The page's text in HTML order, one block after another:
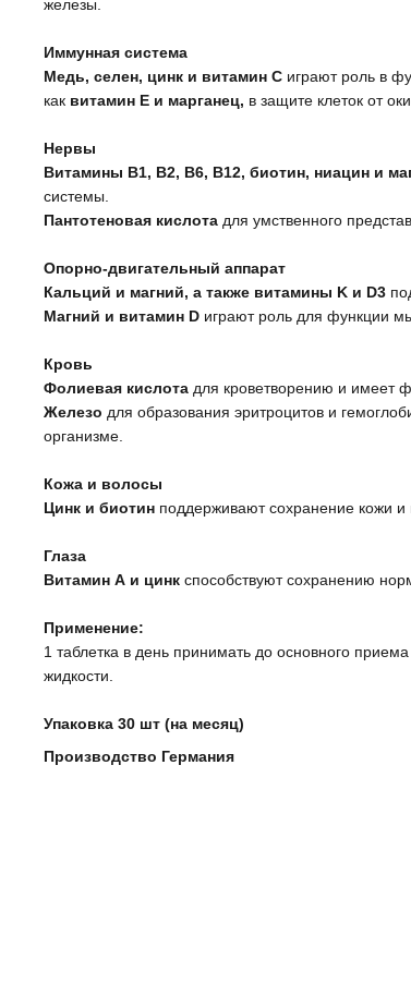
железы.
Иммунная система
Медь, селен, цинк и витамин С играют роль в
как витамин Е и марганец, в защите клеток от
Нервы
Витамины В1, В2, В6, В12, биотин, ниацин и
системы.
Пантотеновая кислота для умственного
Опорно-двигательный аппарат
Кальций и магний, а также витамины K и D3
Магний и витамин D играют роль для функции
Кровь
Фолиевая кислота для кроветворению и имеет
Железо для образования эритроцитов и
организме.
Кожа и волосы
Цинк и биотин поддерживают сохранение кожи и
Глаза
Витамин А и цинк способствуют сохранению
Применение:
1 таблетка в день принимать до основного
жидкости.
Упаковка 30 шт (на месяц)
Производство Германия